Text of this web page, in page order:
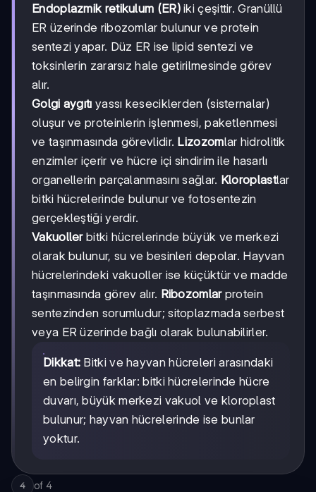
Endoplazmik retikulum (ER)iki çeşittir. Granüllü
ER üzerinde ribozomlar bulunur ve protein
sentezi yapar. Düz ER ise lipid sentezi ve
toksinlerin zararsız hale getirilmesinde görev
alır.
Golgi aygıtı yassı keseciklerden (sisternalar)
oluşur ve proteinlerin işlenmesi, paketlenmesi
ve taşınmasında görevlidir. Lizozomlar hidrolitik
enzimler içerir ve hücre içi sindirim ile hasarlı
organellerin parçalanmasını sağlar. Kloroplastlar
bitki hücrelerinde bulunur ve fotosentezin
gerçekleştiği yerdir.
Vakuollerbitki hücrelerinde büyük ve merkezi
olarak bulunur, su ve besinleri depolar. Hayvan
hücrelerindeki vakuoller ise küçüktür ve madde
taşınmasında görev alır. Ribozomlarprotein
sentezinden sorumludur; sitoplazmada serbest
veya ER üzerinde bağlı olarak bulunabilirler.
Dikkat: Bitki ve hayvan hücreleri arasındaki
en belirgin farklar: bitki hücrelerinde hücre
duvarı, büyük merkezi vakuol ve kloroplast
bulunur; hayvan hücrelerinde ise bunlar
yoktur.
4 of 4